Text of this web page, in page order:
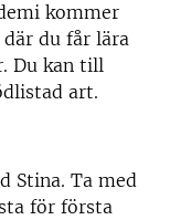
kommer
du får lära
Du kan till
art.
Stina. Ta med
för första